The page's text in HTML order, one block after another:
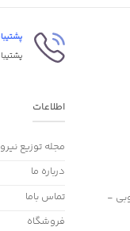
-
اطلاعات
مجله توزیع نیرو
درباره ما
تماس باما
فروشگاه